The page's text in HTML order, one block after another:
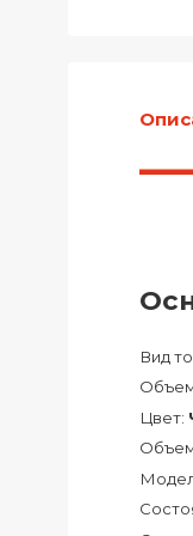
Вид
Цвет: